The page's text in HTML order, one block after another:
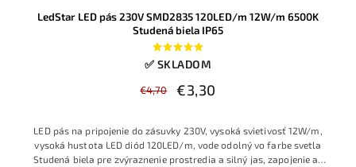
LedStar LED pás 230V SMD2835 120LED/m 12W/m 6500K
Studená biela IP65
✅ SKLADOM
€4,70 €3,30
LED pás na pripojenie do zásuvky 230V, vysoká svietivosť 12W/m,
vysoká hustota LED diód 120LED/m, vode odolný vo farbe svetla
Studená biela pre zvýraznenie prostredia a silný jas, zapojenie až